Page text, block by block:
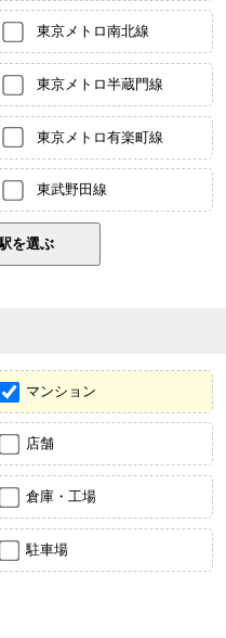
東京メトロ南北線
東京メトロ半蔵門線
東京メトロ有楽町線
東武野田線
マンション
店舗
倉庫・工場
駐車場